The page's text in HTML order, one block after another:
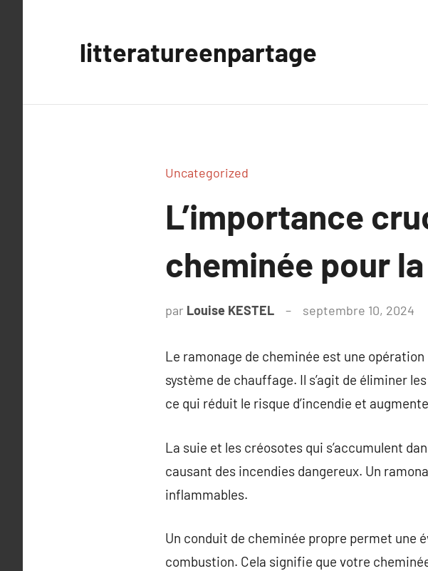
litteratureenpartage
Uncategorized
L’importance
cheminée pour
par Louise KESTEL septembre 10, 2024
Le ramonage de cheminée est une
système de chauffage. Il s’agit de éliminer
ce qui réduit le risque d’incendie et
La suie et les créosotes qui s’accumulent
causant des incendies dangereux. Un
inflammables.
Un conduit de cheminée propre permet une
combustion. Cela signifie que votre